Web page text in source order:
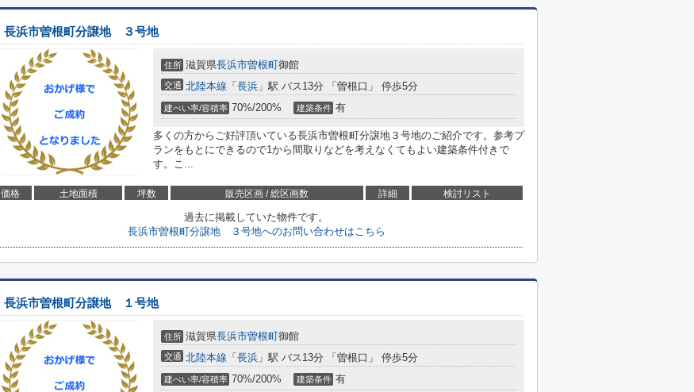
長浜市曽根町分譲地 ３号地
住所 滋賀県長浜市曽根町御館
交通 北陸本線 「 長浜 」駅 バス13分 「曽根口」 停歩5分
建ぺい率/容積率 70%/200% 建築条件 有
多くの方からご好評頂いている長浜市曽根町分譲地３号地のご紹介です。参考プ
ランをもとにできるので1から間取りなどを考えなくてもよい建築条件付きで
す。こ...
価格 土地面積 坪数 販売区画 / 総区画数 詳細 検討リスト
過去に掲載していた物件です。
長浜市曽根町分譲地 ３号地へのお問い合わせはこちら
長浜市曽根町分譲地 １号地
住所 滋賀県長浜市曽根町御館
交通 北陸本線 「 長浜 」駅 バス13分 「曽根口」 停歩5分
建ぺい率/容積率 70%/200% 建築条件 有